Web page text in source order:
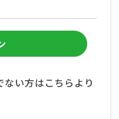
い方はこちらより